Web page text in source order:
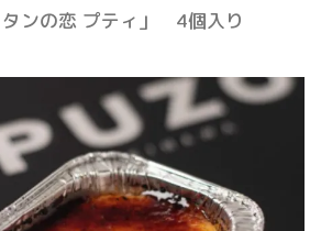
タンの恋 プティ」 4個入り